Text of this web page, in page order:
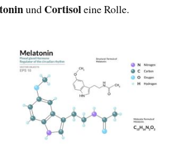
und Cortisoleine Rolle.